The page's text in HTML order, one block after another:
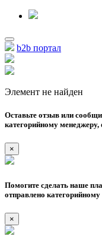
b2b портал
Элемент не найден
Оставьте отзыв или
категорийному менеджеру,
×
Помогите сделать наше
отправлено
×